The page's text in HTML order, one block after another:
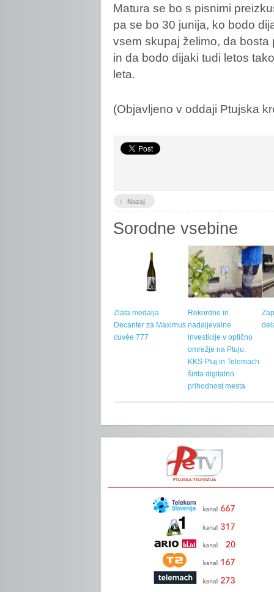
Matura se bo s pisnimi
pa se bo 30 junija, ko bodo
vsem skupaj želimo, da
in da bodo dijaki tudi letos
leta.
(Objavljeno v oddaji Ptujska
‹ Nazaj
Sorodne vsebine
Zlata medalja
Decanter za Maximus
cuvée 777
Rekordne in
nadaljevalne
investicije v optično
omrežje na Ptuju:
KKS Ptuj in Telemach
širita digitalno
prihodnost mesta